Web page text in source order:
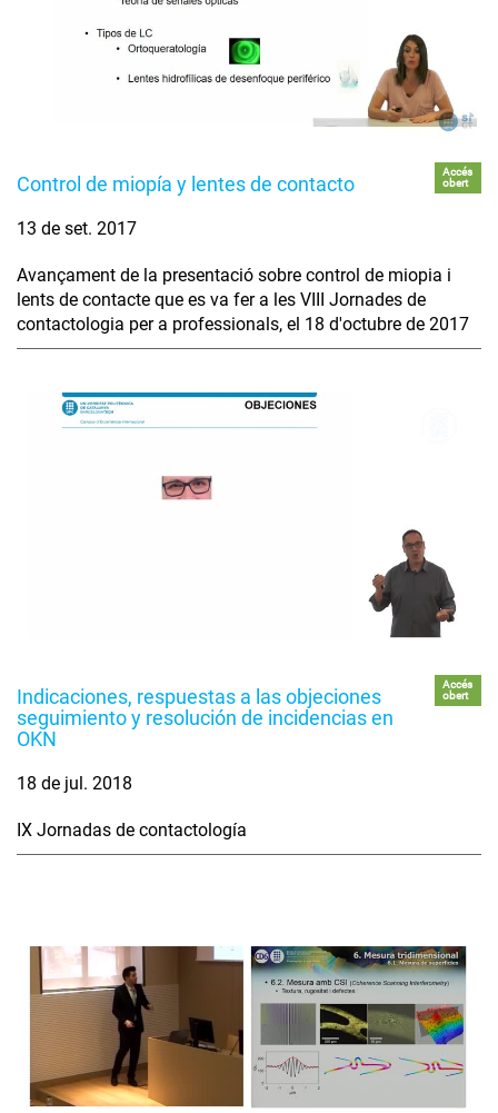
Control de miopía y lentes de contacto
Accés
obert
13 de set. 2017
Avançament de la presentació sobre control de miopia i
lents de contacte que es va fer a les VIII Jornades de
contactologia per a professionals, el 18 d'octubre de 2017
Indicaciones, respuestas a las objeciones
seguimiento y resolución de incidencias en
OKN
Accés
obert
18 de jul. 2018
IX Jornadas de contactología